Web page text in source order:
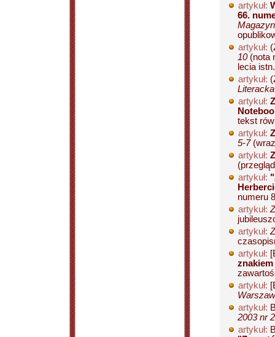
artykuł:
66.
artykuł:
10(nota
lecia
artykuł:
artykuł:
tekst
artykuł:
5-7(wraz
artykuł:
artykuł:
numeru
artykuł:
artykuł:
artykuł:
artykuł:
artykuł:
2003 nr
artykuł: